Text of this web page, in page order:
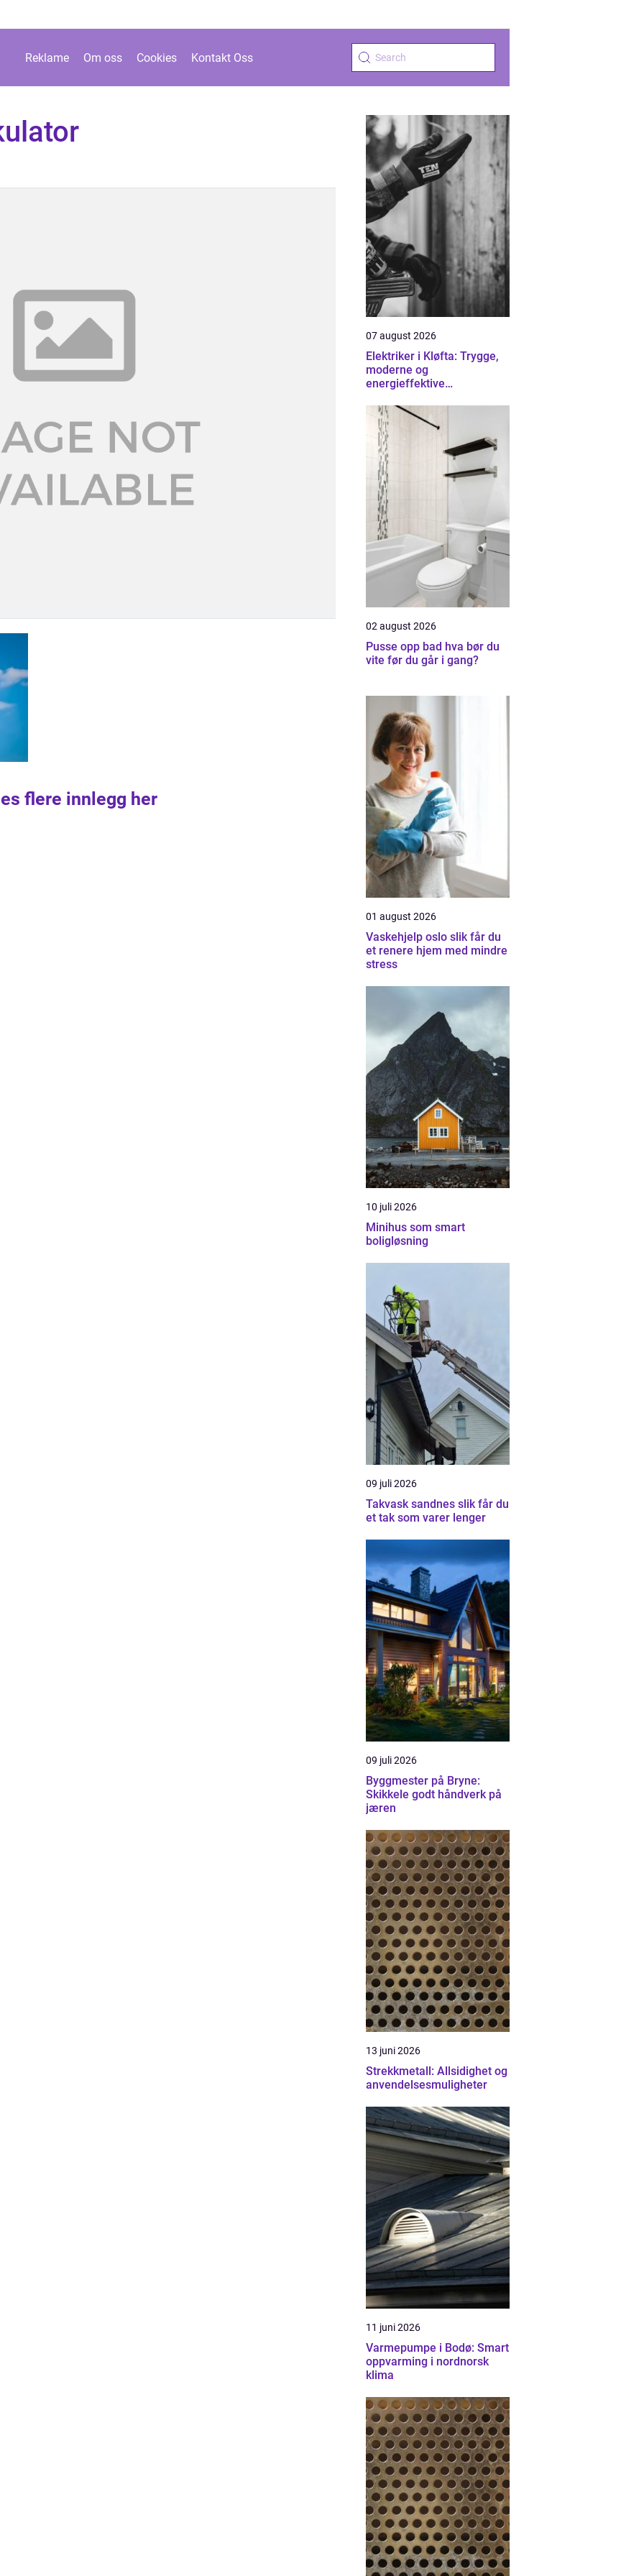
Reklame Om oss Cookies Kontakt Oss
flere innlegg her
07 august 2026
Elektriker i Kløfta: Trygge,
moderne og
energieffektive
02 august 2026
Pusse opp bad hva bør du
vite før du går i gang?
01 august 2026
Vaskehjelp oslo slik får du
et renere hjem med mindre
stress
10 juli 2026
Minihus som smart
boligløsning
09 juli 2026
Takvask sandnes slik får du
et tak som varer lenger
09 juli 2026
Byggmester på Bryne:
Skikkele godt håndverk på
jæren
13 juni 2026
Strekkmetall: Allsidighet og
anvendelsesmuligheter
11 juni 2026
Varmepumpe i Bodø: Smart
oppvarming i nordnorsk
klima